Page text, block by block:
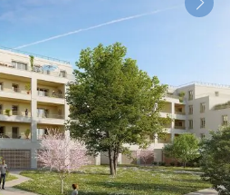
Next
LA CARTE
T5
neufsà Avignon